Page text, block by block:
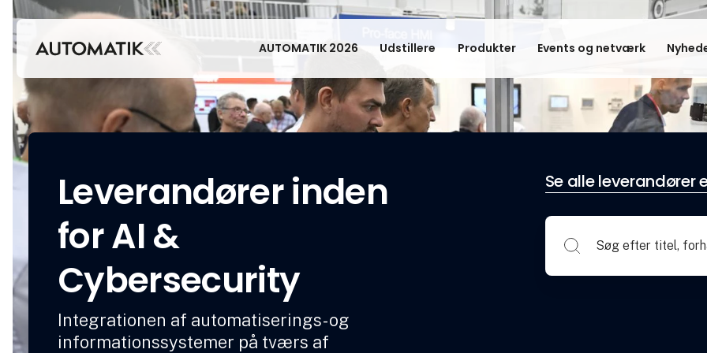
AUTOMATIK 2026 Udstillere Produkter Events og netværk
Leverandører inden
for AI &
Cybersecurity
Integrationen af automatiserings- og
informationssystemer på tværs af
Se alle leverandører